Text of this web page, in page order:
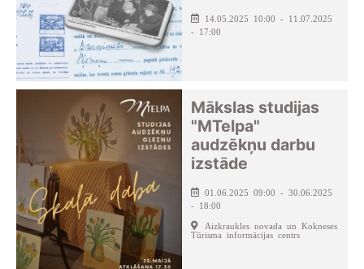
14.05.2025 10:00 - 11.07.2025
- 17:00
Mākslas studijas
"MTelpa"
audzēkņu darbu
izstāde
01.06.2025 09:00 - 30.06.2025
- 18:00
Aizkraukles novada un Kokneses
Tūrisma informācijas centrs